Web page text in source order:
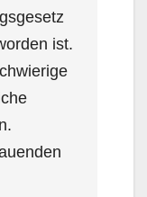
ist.